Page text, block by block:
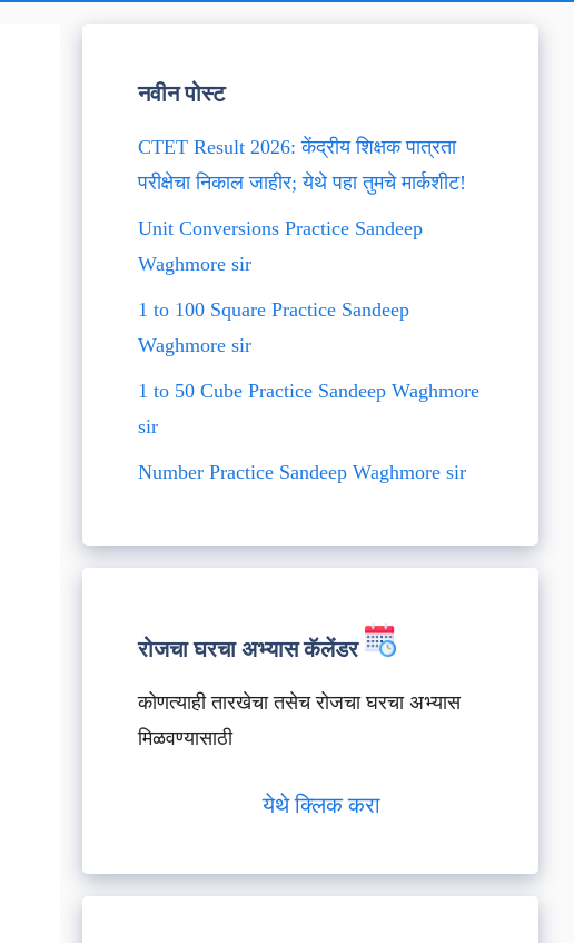
नवीन पोस्ट
CTET Result 2026: केंद्रीय शिक्षक पात्रता
परीक्षेचा निकाल जाहीर; येथे पहा तुमचे मार्कशीट!
Unit Conversions Practice Sandeep
Waghmore sir
1 to 100 Square Practice Sandeep
Waghmore sir
1 to 50 Cube Practice Sandeep Waghmore
sir
Number Practice Sandeep Waghmore sir
रोजचा घरचा अभ्यास कॅलेंडर
कोणत्याही तारखेचा तसेच रोजचा घरचा अभ्यास
मिळवण्यासाठी
येथे क्लिक करा